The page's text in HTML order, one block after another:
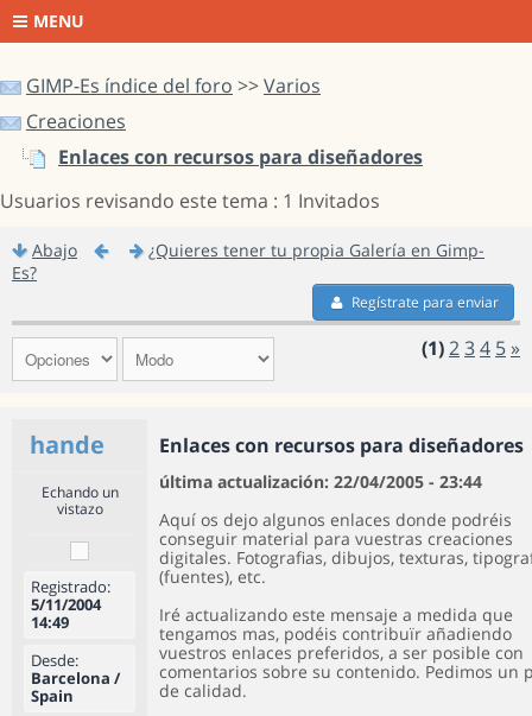
MENU
GIMP-Es índice del foro >>Varios
Creaciones
Enlaces con recursos para diseñadores
Usuarios revisando este tema : 1 Invitados
Abajo
¿Quieres tener tu propia Galería en Gimp-
Es?
Regístrate para enviar
(1)234 5 »
hande Enlaces con recursos para diseñadores
Echando un
vistazo
Registrado:
5/11/2004
14:49
Desde:
Barcelona /
Spain
última actualización: 22/04/2005 - 23:44
Aquí os dejo algunos enlaces donde podréis
conseguir material para vuestras creaciones
digitales. Fotografias, dibujos, texturas,
(fuentes), etc.
Iré actualizando este mensaje a medida que
tengamos mas, podéis contribuïr añadiendo
vuestros enlaces preferidos, a ser posible con
comentarios sobre su contenido. Pedimos un
de calidad.